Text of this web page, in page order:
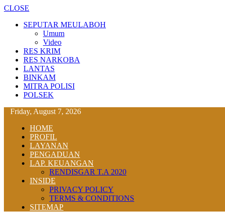
CLOSE
SEPUTAR MEULABOH
Umum
Video
RES KRIM
RES NARKOBA
LANTAS
BINKAM
MITRA POLISI
POLSEK
Friday, August 7, 2026
HOME
PROFIL
LAYANAN
PENGADUAN
LAP. KEUANGAN
RENDISGAR T.A 2020
INSIDE
PRIVACY POLICY
TERMS & CONDITIONS
SITEMAP